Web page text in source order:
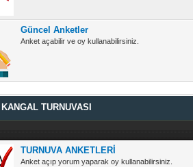
Güncel Anketler
Anket açabilir ve oy kullanabilirsiniz.
TURNUVASI
TURNUVA ANKETLERİ
Anket açıp yorum yaparak oy kullanabilirsiniz.